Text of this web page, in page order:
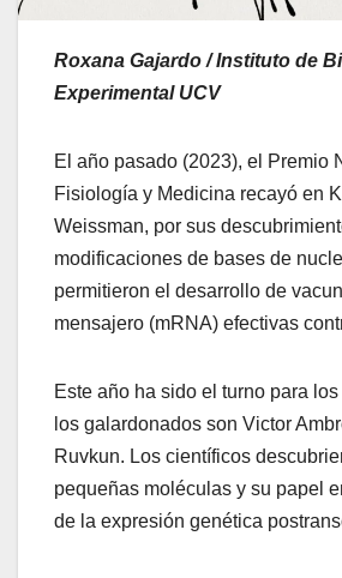
Roxana Gajardo / Instituto de
Experimental UCV
El año pasado (2023), el Premio
Fisiología y Medicina recayó en
Weissman, por sus
modificaciones de bases de
permitieron el desarrollo de
mensajero (mRNA) efectivas
Este año ha sido el turno para
los galardonados son Victor
Ruvkun. Los científicos
pequeñas moléculas y su papel
de la expresión genética